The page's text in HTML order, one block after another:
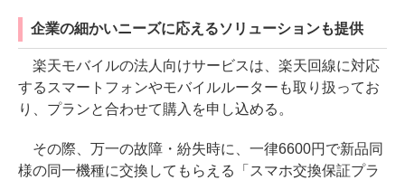
企業の細かいニーズに応えるソリューションも提供
楽天モバイルの法人向けサービスは、楽天回線に対応
するスマートフォンやモバイルルーターも取り扱ってお
り、プランと合わせて購入を申し込める。
その際、万一の故障・紛失時に、一律6600円で新品同
様の同一機種に交換してもらえる「スマホ交換保証プラ